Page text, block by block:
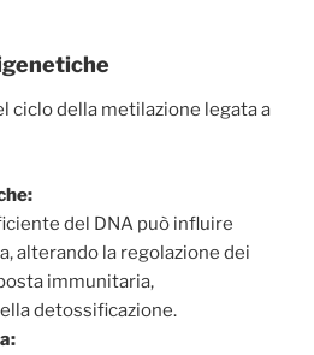
ciclo della metilazione legata a
del DNA può influire
alterando la regolazione dei
immunitaria,
detossificazione.